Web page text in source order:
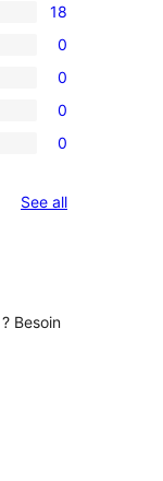
18
0
0
0
0
See allreviews
Besoin